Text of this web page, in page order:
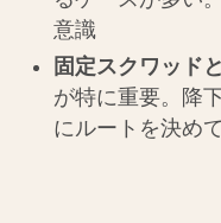
意識
固定スクワッド
が特に重要。降
にルートを決め